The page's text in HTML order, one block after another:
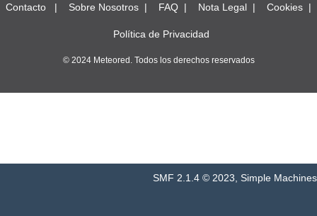
Contacto Sobre Nosotros FAQ Nota Legal Cookies
Política de Privacidad
© 2024 Meteored. Todos los derechos reservados
SMF 2.1.4 © 2023 Simple Machines